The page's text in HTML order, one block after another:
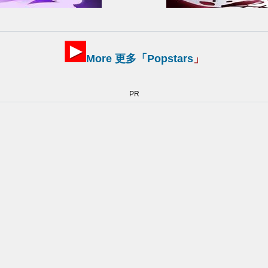
More 更多「 Popstars」
PR